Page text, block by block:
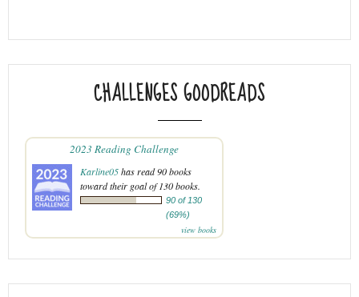
CHALLENGES GOODREADS
2023 Reading Challenge
Karline05has read 90 books
toward their goal of 130 books.
90 of 130
(69%)
view books